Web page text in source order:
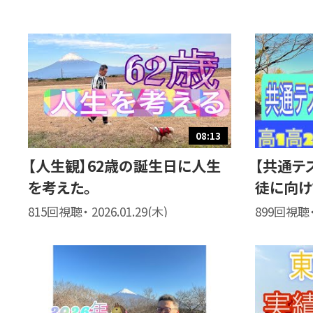
08:13
【人生観】62歳の誕生日に人生
を考えた。
815回視聴・ 2026.01.29(木)
【共通テ
徒に向け
899回視聴